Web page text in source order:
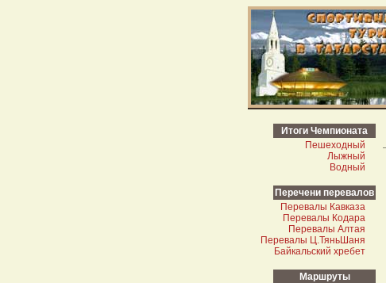
Итоги Чемпионата
Пешеходный
Лыжный
Водный
Перечени перевалов
Перевалы Кавказа
Перевалы Кодара
Перевалы Алтая
Перевалы Ц.Тянь­Шаня
Байкальский хребет
Маршруты